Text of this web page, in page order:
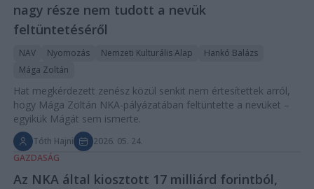
nagy része nem tudott a nevük
feltüntetéséről
NAV Nyomozás Nemzeti Kulturális Alap
Hankó Balázs
Mága Zoltán
Hat megkérdezett zenész közül senkit nem értesítettek arról,
hogy Mága Zoltán NKA-pályázatában feltüntette a nevüket –
egyikük Mágát sem ismerte.
Tóth Hajni
2026. 05. 24.
GAZDASÁG
Az NKA által kiosztott 17 milliárd forintból,